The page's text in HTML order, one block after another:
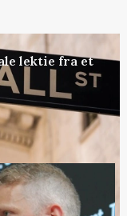
lektie fra et